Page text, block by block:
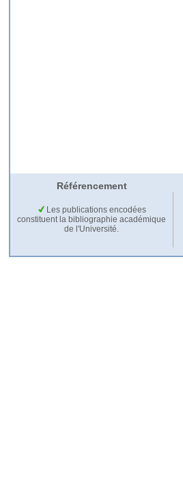
Référencement
Les publications encodées
constituent la bibliographie académique
de l'Université.